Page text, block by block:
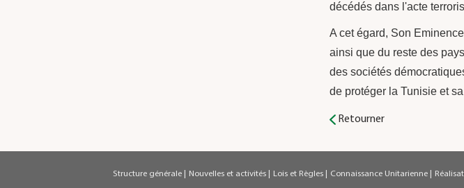
décédés dans l'acte
A cet égard, Son
ainsi que du reste des
des sociétés
de protéger la Tunisie et
Retourner
Structure générale | Nouvelles et activités | Lois et Règles | Connaissance Unitarienne |